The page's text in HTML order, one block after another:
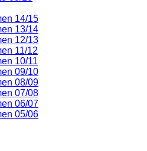
14/15
13/14
12/13
11/12
10/11
09/10
08/09
07/08
06/07
05/06